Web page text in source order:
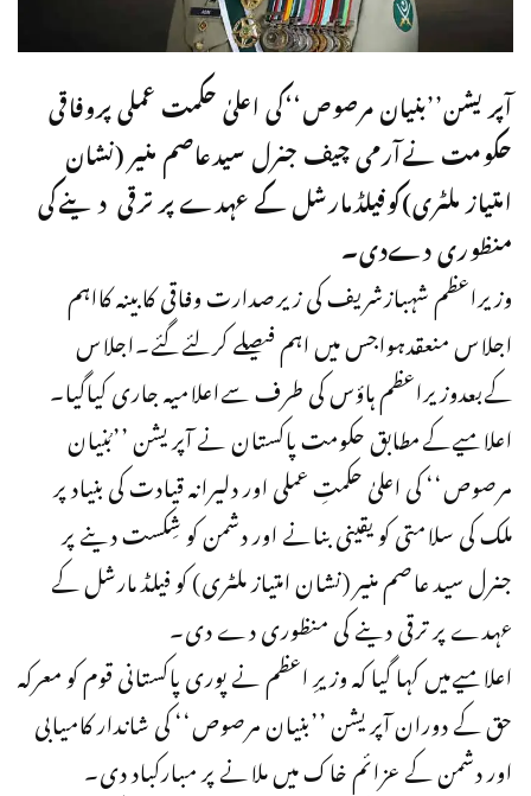
آپریشن’’بنیان مرصوص‘‘کی اعلیٰ حکمت عملی پروفاقی
حکومت نےآرمی چیف جنرل سیدعاصم منیر (نشان
امتیاز ملٹری)کوفیلڈمارشل کے عہدے پر ترقی دینےکی
منظوری دےدی۔
وزیراعظم شہبازشریف کی زیرصدارت وفاقی کابینہ کااہم
اجلاس منعقدہواجس میں اہم فیصلے کرلئےگئے۔اجلاس
کےبعدوزیراعظم ہاؤس کی طرف سےاعلامیہ جاری کیاگیا۔
اعلامیےکےمطابق حکومت پاکستان نے آپریشن ’’بُنیان
مرصوص‘‘ کی اعلیٰ حکمتِ عملی اور دلیرانہ قیادت کی بنیاد پر
ملک کی سلامتی کو یقینی بنانے اور دشمن کو شِکست دینے پر
جنرل سید عاصم منیر (نشان امتیاز ملٹری) کو فیلڈ مارشل کے
عہدے پر ترقی دینے کی منظوری دے دی۔
اعلامیےمیں کہا گیا کہ وزیرِ اعظم نے پوری پاکستانی قوم کو معرکہ
حق کے دوران آپریشن ’’بنیان مرصوص‘‘ کی شاندار کامیابی
اور دشمن کے عزائم خاک میں ملانے پر مبارکباد دی۔